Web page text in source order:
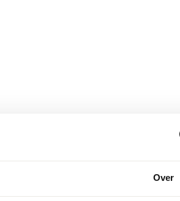
Over
Terug naar alle projecten